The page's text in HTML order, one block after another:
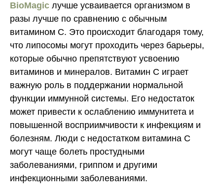
BioMagic лучше усваивается организмом в
разы лучше по сравнению с обычным
витамином C. Это происходит благодаря тому,
что липосомы могут проходить через барьеры,
которые обычно препятствуют усвоению
витаминов и минералов. Витамин C играет
важную роль в поддержании нормальной
функции иммунной системы. Его недостаток
может привести к ослаблению иммунитета и
повышенной восприимчивости к инфекциям и
болезням. Люди с недостатком витамина C
могут чаще болеть простудными
заболеваниями, гриппом и другими
инфекционными заболеваниями.